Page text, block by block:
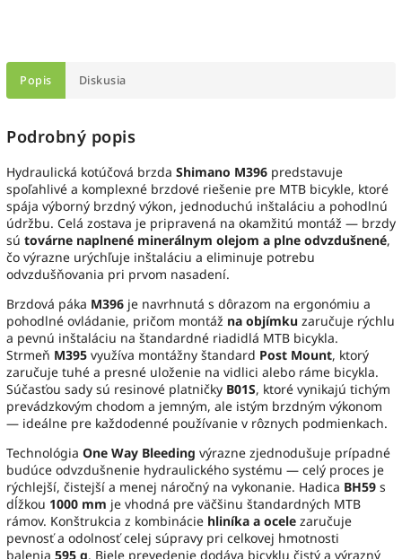
Popis Diskusia
Podrobný popis
Hydraulická kotúčová brzda Shimano M396 predstavuje
spoľahlivé a komplexné brzdové riešenie pre MTB bicykle, ktoré
spája výborný brzdný výkon, jednoduchú inštaláciu a pohodlnú
údržbu. Celá zostava je pripravená na okamžitú montáž — brzdy
sú továrne naplnené minerálnym olejom a plne odvzdušnené,
čo výrazne urýchľuje inštaláciu a eliminuje potrebu
odvzdušňovania pri prvom nasadení.
Brzdová páka M396 je navrhnutá s dôrazom na ergonómiu a
pohodlné ovládanie, pričom montáž na objímku zaručuje rýchlu
a pevnú inštaláciu na štandardné riadidlá MTB bicykla.
Strmeň M395 využíva montážny štandard Post Mount, ktorý
zaručuje tuhé a presné uloženie na vidlici alebo ráme bicykla.
Súčasťou sady sú resinové platničky B01S, ktoré vynikajú tichým
prevádzkovým chodom a jemným, ale istým brzdným výkonom
— ideálne pre každodenné používanie v rôznych podmienkach.
Technológia One Way Bleeding výrazne zjednodušuje prípadné
budúce odvzdušnenie hydraulického systému — celý proces je
rýchlejší, čistejší a menej náročný na vykonanie. Hadica BH59 s
dĺžkou 1000 mm je vhodná pre väčšinu štandardných MTB
rámov. Konštrukcia z kombinácie hliníka a ocele zaručuje
pevnosť a odolnosť celej súpravy pri celkovej hmotnosti
balenia 595 g. Biele prevedenie dodáva bicyklu čistý a výrazný